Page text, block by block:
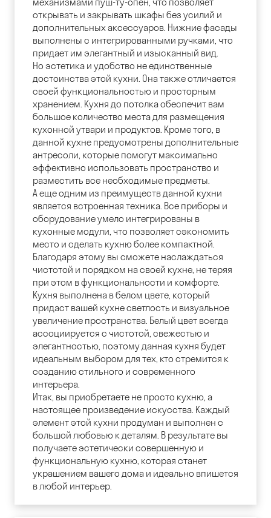
открывать и закрывать шкафы без усилий и
дополнительных аксессуаров. Нижние фасады
выполнены с интегрированными ручками, что
придает им элегантный и изысканный вид.
Но эстетика и удобство не единственные
достоинства этой кухни. Она также отличается
своей функциональностью и просторным
хранением. Кухня до потолка обеспечит вам
большое количество места для размещения
кухонной утвари и продуктов. Кроме того, в
данной кухне предусмотрены дополнительные
антресоли, которые помогут максимально
эффективно использовать пространство и
разместить все необходимые предметы.
А еще одним из преимуществ данной кухни
является встроенная техника. Все приборы и
оборудование умело интегрированы в
кухонные модули, что позволяет сэкономить
место и сделать кухню более компактной.
Благодаря этому вы сможете наслаждаться
чистотой и порядком на своей кухне, не теряя
при этом в функциональности и комфорте.
Кухня выполнена в белом цвете, который
придаст вашей кухне светлость и визуальное
увеличение пространства. Белый цвет всегда
ассоциируется с чистотой, свежестью и
элегантностью, поэтому данная кухня будет
идеальным выбором для тех, кто стремится к
созданию стильного и современного
интерьера.
Итак, вы приобретаете не просто кухню, а
настоящее произведение искусства. Каждый
элемент этой кухни продуман и выполнен с
большой любовью к деталям. В результате вы
получаете эстетически совершенную и
функциональную кухню, которая станет
украшением вашего дома и идеально впишется
в любой интерьер.